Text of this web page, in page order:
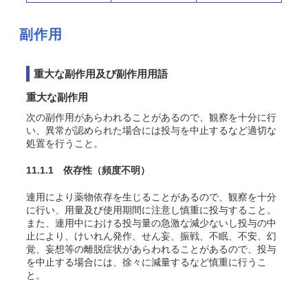
副作用
重大な副作用及び副作用用語
重大な副作用
次の副作用があらわれることがあるので、観察を十分に行
い、異常が認められた場合には投与を中止するなど適切な
処置を行うこと。
11.1.1 依存性 （頻度不明）
連用により薬物依存を生じることがあるので、観察を十分
に行い、用量及び使用期間に注意し慎重に投与すること。
また、連用中における投与量の急激な減少ないし投与の中
止により、けいれん発作、せん妄、振戦、不眠、不安、幻
覚、妄想等の離脱症状があらわれることがあるので、投与
を中止する場合には、徐々に減量するなど慎重に行うこ
と。